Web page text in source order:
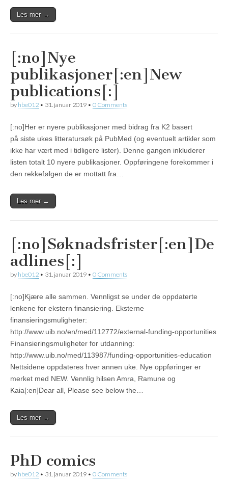
Les mer →
[:no]Nye
publikasjoner[:en]New
publications[:]
by hbe012 • 31. januar 2019 • 0 Comments
[:no]Her er nyere publikasjoner med bidrag fra K2 basert
på siste ukes litteratursøk på PubMed (og eventuelt artikler som
ikke har vært med i tidligere lister). Denne gangen inkluderer
listen totalt 10 nyere publikasjoner. Oppføringene forekommer i
den rekkefølgen de er mottatt fra…
Les mer →
[:no]Søknadsfrister[:en]De
adlines[:]
by hbe012 • 31. januar 2019 • 0 Comments
[:no]Kjære alle sammen. Vennligst se under de oppdaterte
lenkene for ekstern finansiering. Eksterne
finansieringsmuligheter:
http://www.uib.no/en/med/112772/external-funding-opportunities
Finansieringsmuligheter for utdanning:
http://www.uib.no/med/113987/funding-opportunities-education
Nettsidene oppdateres hver annen uke. Nye oppføringer er
merket med NEW. Vennlig hilsen Amra, Ramune og
Kaia[:en]Dear all, Please see below the…
Les mer →
PhD comics
by hbe012 • 31. januar 2019 • 0 Comments